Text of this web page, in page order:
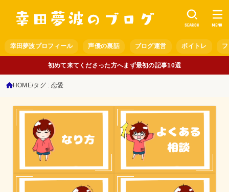
幸田夢波プロフィール 声優の裏話 ブログ運営 ボイトレ
SEARCH MENU
初めて来てくださった方へまず最初の記事10選
HOME タグ : 恋愛